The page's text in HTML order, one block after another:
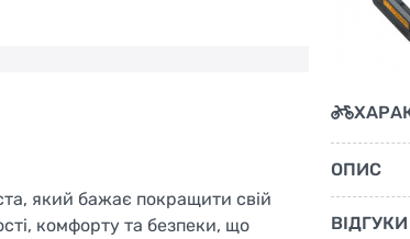
який бажає покращити свій
комфорту та безпеки, що
ОПИС